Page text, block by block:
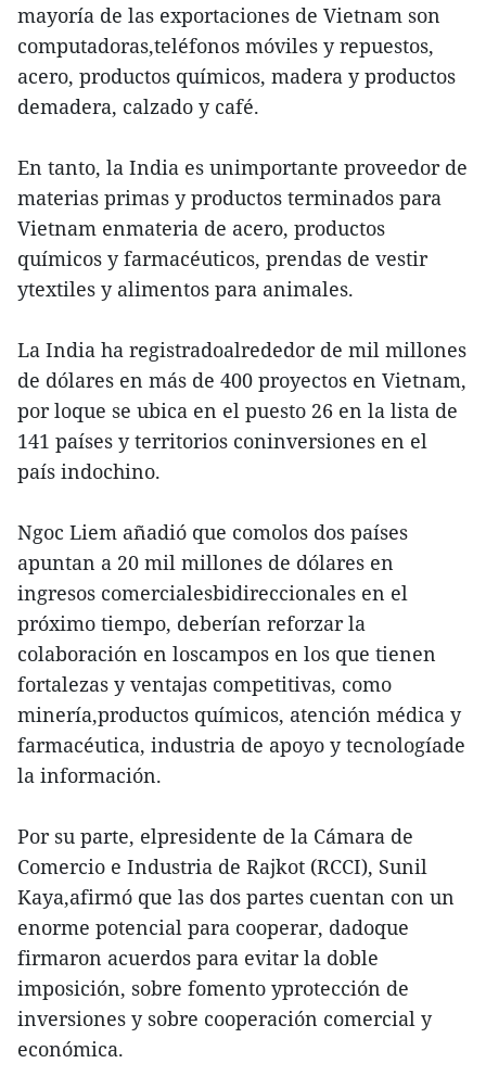
mayoría de las exportaciones de Vietnam son
computadoras,teléfonos móviles y repuestos,
acero, productos químicos, madera y productos
demadera, calzado y café.
En tanto, la India es unimportante proveedor de
materias primas y productos terminados para
Vietnam enmateria de acero, productos
químicos y farmacéuticos, prendas de vestir
ytextiles y alimentos para animales.
La India ha registradoalrededor de mil millones
de dólares en más de 400 proyectos en Vietnam,
por loque se ubica en el puesto 26 en la lista de
141 países y territorios coninversiones en el
país indochino.
Ngoc Liem añadió que comolos dos países
apuntan a 20 mil millones de dólares en
ingresos comercialesbidireccionales en el
próximo tiempo, deberían reforzar la
colaboración en loscampos en los que tienen
fortalezas y ventajas competitivas, como
minería,productos químicos, atención médica y
farmacéutica, industria de apoyo y tecnologíade
la información.
Por su parte, elpresidente de la Cámara de
Comercio e Industria de Rajkot (RCCI), Sunil
Kaya,afirmó que las dos partes cuentan con un
enorme potencial para cooperar, dadoque
firmaron acuerdos para evitar la doble
imposición, sobre fomento yprotección de
inversiones y sobre cooperación comercial y
económica.